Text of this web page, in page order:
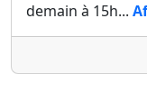
demain à 15h...